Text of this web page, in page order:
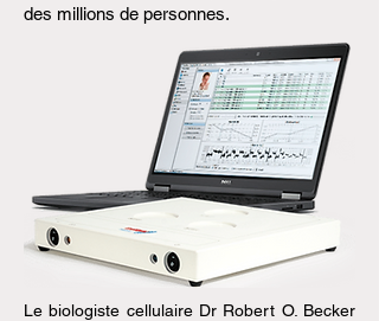
des millions de personnes.
Le biologiste cellulaire Dr Robert O. Becker